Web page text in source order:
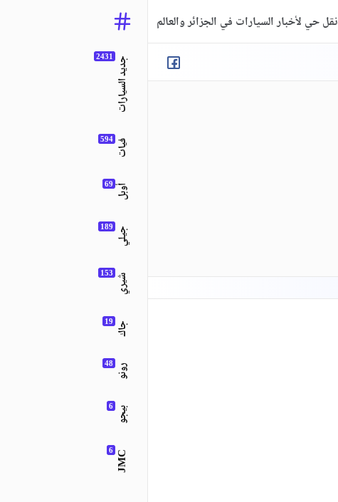
نقل حي لأخبار السيارات في الجزائر والعالم
جديد السيارات
فيات
أوبل
جيلي
شيري
جاك
رونو
بيجو
JMC